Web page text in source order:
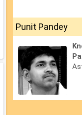
Punit Pandey